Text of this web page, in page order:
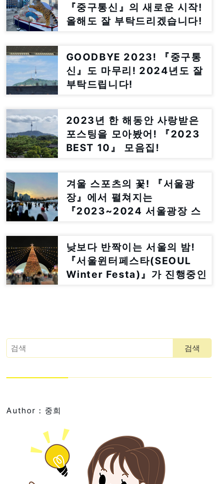
『중구통신』의 새로운 시작!
올해도 잘 부탁드리겠습니다!
GOODBYE 2023! 『중구통
신』도 마무리! 2024년도 잘
부탁드립니다!
2023년 한 해동안 사랑받은
포스팅을 모아봤어! 『2023
BEST 10』 모음집!
겨울 스포츠의 꽃! 『서울광
장』에서 펼쳐지는
『2023~2024 서울광장 스
낮보다 반짝이는 서울의 밤!
『서울윈터페스타(SEOUL
Winter Festa)』가 진행중인
Author：중희